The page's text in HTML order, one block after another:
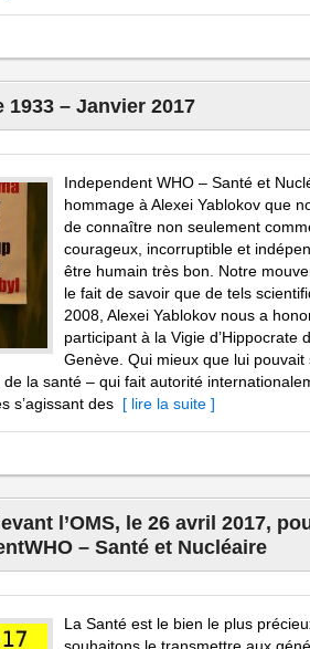
– Janvier 2017
Independent WHO – Santé et
hommage à Alexei Yablokov que
de connaître non seulement
courageux, incorruptible et
être humain très bon. Notre
le fait de savoir que de tels
2008, Alexei Yablokov nous a
participant à la Vigie d’Hippocrate
Genève. Qui mieux que lui
de la santé – qui fait autorité
s’agissant des [ lire la suite ]
l’OMS, le 26 avril 2017,
– Santé et Nucléaire
La Santé est le bien le plus